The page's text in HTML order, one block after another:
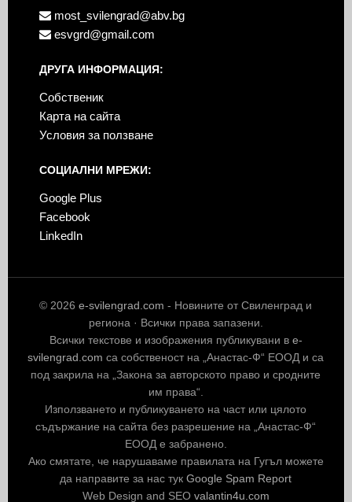
most_svilengrad@abv.bg
esvgrd@gmail.com
ДРУГА ИНФОРМАЦИЯ:
Собственик
Карта на сайта
Условия за ползване
СОЦИАЛНИ МРЕЖИ:
Google Plus
Facebook
LinkedIn
© 2026e-svilengrad.com - Новините от Свиленград и
региона · Всички права запазени.
Всички текстове и изображения публикувани в e-
svilengrad.com са собственост на „Анастас-Ф“ ЕООД и са
под закрила на „Закона за авторското право и сродните
им права“.
Използването и публикуването на част или цялото
съдържание на сайта без разрешение на „Анастас-Ф“
ЕООД е забранено.
Ако смятате, че нарушаваме правилата на Гугъл можете
да направите за нас тукGoogle Spam Report
Web Design and SEO valantin4u.com